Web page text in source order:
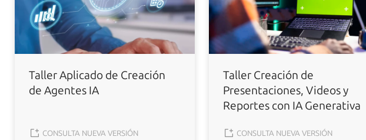
Taller Aplicado de Creación
de Agentes IA
CONSULTA NUEVA VERSIÓN
Taller Creación de
Presentaciones, Videos y
Reportes con IA Generativa
CONSULTA NUEVA VERSIÓN